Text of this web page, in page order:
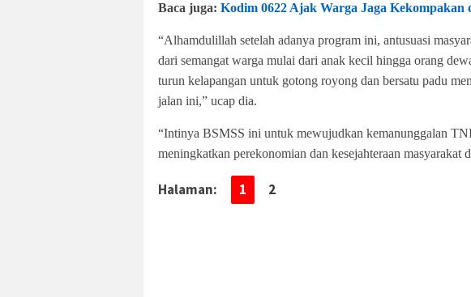
Baca juga: Kodim 0622 Ajak Warga Jaga Kekompakan
“Alhamdulillah setelah adanya program ini, antusuasi
dari semangat warga mulai dari anak kecil hingga orang
turun kelapangan untuk gotong royong dan bersatu padu
jalan ini,” ucap dia.
“Intinya BSMSS ini untuk mewujudkan kemanunggalan
meningkatkan perekonomian dan kesejahteraan masyarakat
Halaman: 1 2